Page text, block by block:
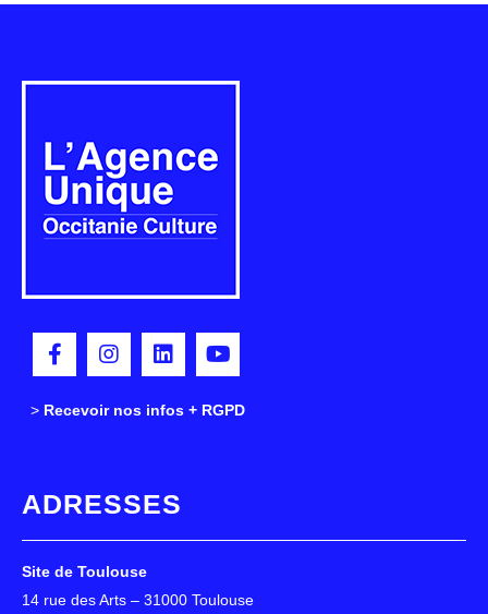
> Recevoir nos infos + RGPD
ADRESSES
Site de Toulouse
14 rue des Arts – 31000 Toulouse